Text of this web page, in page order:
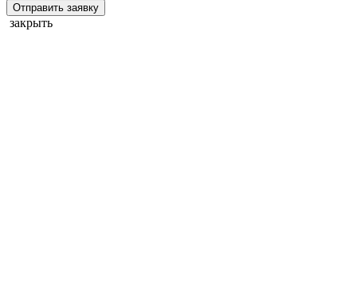
Отправить заявку
закрыть